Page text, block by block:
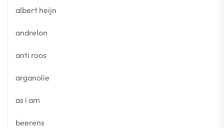
albert heijn
andrelon
anti roos
arganolie
as i am
beerens